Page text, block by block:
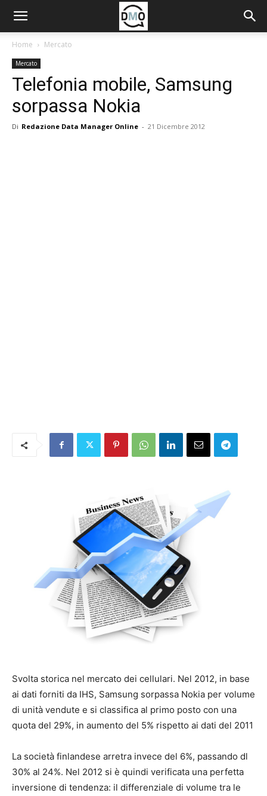
Home Mercato
Mercato
Telefonia mobile, Samsung
sorpassa Nokia
Di Redazione Data Manager Online - 21 Dicembre 2012
Svolta storica nel mercato dei cellulari. Nel 2012, in base
ai dati forniti da IHS, Samsung sorpassa Nokia per volume
di unità vendute e si classifica al primo posto con una
quota del 29%, in aumento del 5% rispetto ai dati del 2011
La società finlandese arretra invece del 6%, passando dl
30% al 24%. Nel 2012 si è quindi verificata una perfetta
inversione di tendenza: il differenziale di volume tra le